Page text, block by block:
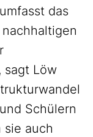
das
sagt Löw
Schülern
auch